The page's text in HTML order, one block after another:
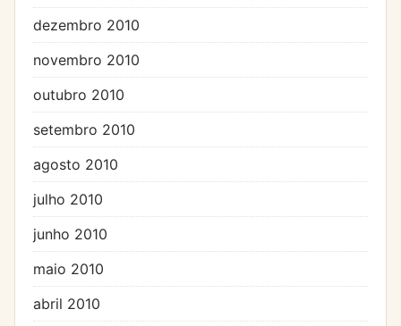
dezembro 2010
novembro 2010
outubro 2010
setembro 2010
agosto 2010
julho 2010
junho 2010
maio 2010
abril 2010